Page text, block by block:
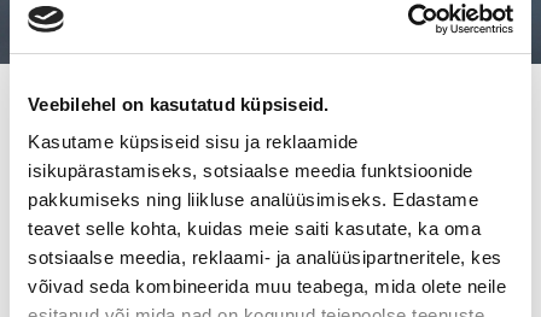
Veebilehel on kasutatud küpsiseid.
Kasutame küpsiseid sisu ja reklaamide
isikupärastamiseks, sotsiaalse meedia funktsioonide
pakkumiseks ning liikluse analüüsimiseks. Edastame
teavet selle kohta, kuidas meie saiti kasutate, ka oma
sotsiaalse meedia, reklaami- ja analüüsipartneritele, kes
võivad seda kombineerida muu teabega, mida olete neile
20.9.2017
TAMPERELAINEN PESULAX OY SAI
UUDET OMISTAJAT
Perinteikäs tamperelainen pesula, Pesulax Oy sai uudet
omistajat kun Marko ja Rami Ruokonen laajensivat